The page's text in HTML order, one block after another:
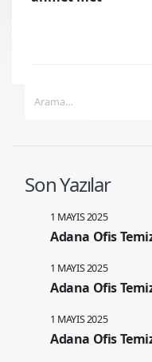
Son Yazılar
Adana Ofis
1 MAYIS 2025
Adana Ofis
1 MAYIS 2025
Adana Ofis
1 MAYIS 2025